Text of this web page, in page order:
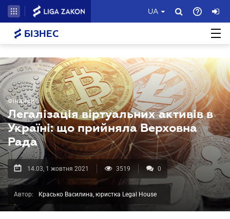
UA
БІЗНЕС
Фінанси
Легалізація віртуальних активів в
Україні: що прийняла Верховна
Рада
14.03, 1 жовтня 2021 3519 0
Автор: Красько Василина, юристка Legal House